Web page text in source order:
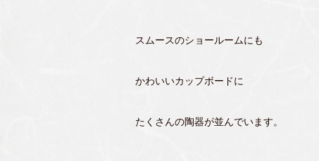
スムースのショールームにも
かわいいカップボードに
たくさんの陶器が並んでいます。